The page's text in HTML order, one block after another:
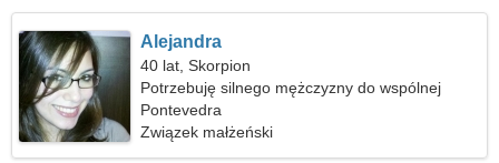
Alejandra
40 lat, Skorpion
Potrzebuję silnego mężczyzny do wspólnej
podróży
Pontevedra
Związek małżeński